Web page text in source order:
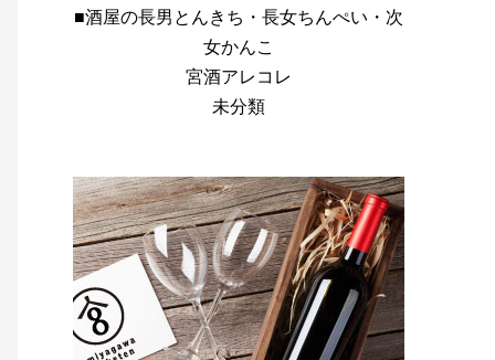
■酒屋の長男とんきち・長女ちんぺい・次
女かんこ
宮酒アレコレ
未分類